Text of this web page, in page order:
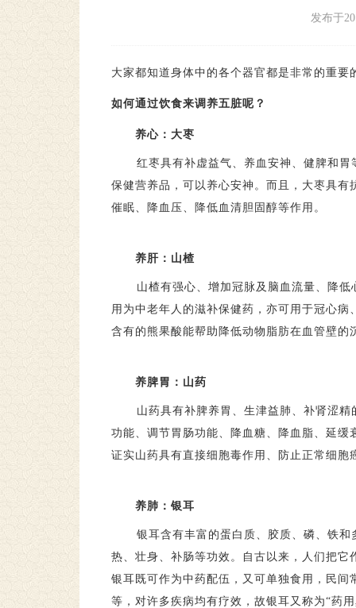
发布于
大家都知道身体中的各个器官都是非常的重
如何通过饮食来调养五脏呢？
养心：大枣
红枣具有补虚益气、养血安神、健脾和
保健营养品，可以养心安神。而且，大枣具
催眠、降血压、降低血清胆固醇等作用。
养肝：山楂
山楂有强心、增加冠脉及脑血流量、降
用为中老年人的滋补保健药，亦可用于冠心
含有的熊果酸能帮助降低动物脂肪在血管壁的
养脾胃：山药
山药具有补脾养胃、生津益肺、补肾涩
功能、调节胃肠功能、降血糖、降血脂、延
证实山药具有直接细胞毒作用、防止正常细
养肺：银耳
银耳含有丰富的蛋白质、胶质、磷、铁
热、壮身、补肠等功效。自古以来，人们把
银耳既可作为中药配伍，又可单独食用，民间
等，对许多疾病均有疗效，故银耳又称为“药